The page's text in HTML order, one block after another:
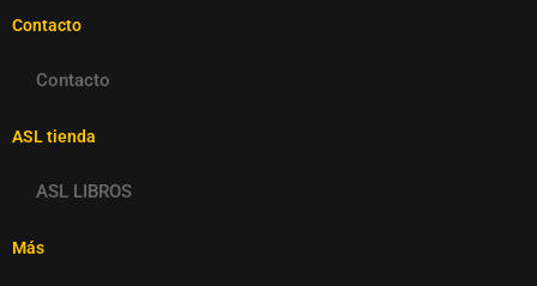
Contacto
Contacto
ASL tienda
ASL LIBROS
Más